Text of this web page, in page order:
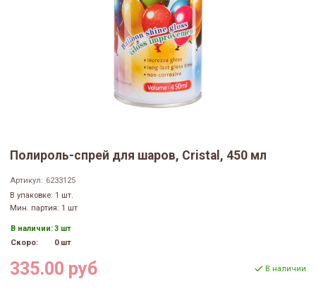
Полироль-спрей для шаров, Cristal, 450 мл
Артикул: 6233125
В упаковке: 1 шт.
Мин. партия: 1 шт
В наличии:3 шт
Скоро:
0 шт
335.00 руб В наличии